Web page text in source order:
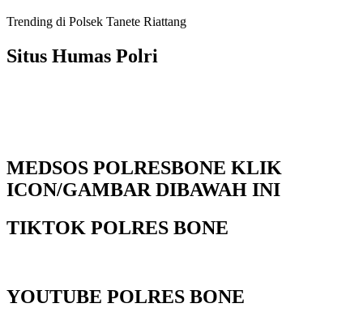
Trending di Polsek Tanete Riattang
Situs Humas Polri
MEDSOS POLRESBONE KLIK
ICON/GAMBAR DIBAWAH INI
TIKTOK POLRES BONE
YOUTUBE POLRES BONE